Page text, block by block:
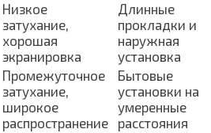
Низкое
затухание,
хорошая
экранировка
Длинные
прокладки и
наружная
установка
Промежуточное
затухание,
широкое
распространение
Бытовые
установки на
умеренные
расстояния